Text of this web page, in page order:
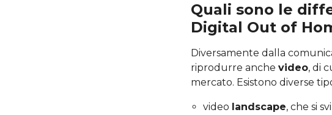
Quali sono le
Digital Out of
Diversamente dalla
riprodurre anche video, di
mercato. Esistono diverse
video landscape, che si